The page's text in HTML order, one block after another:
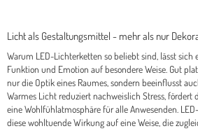
Licht als Gestaltungsmittel - mehr als nur
Warum LED-Lichterketten so beliebt sind, lässt sich
Funktion und Emotion auf besondere Weise. Gut
nur die Optik eines Raumes, sondern beeinflusst
Warmes Licht reduziert nachweislich Stress, fördert
eine Wohlfühlatmosphäre für alle Anwesenden.
diese wohltuende Wirkung auf eine Weise, die